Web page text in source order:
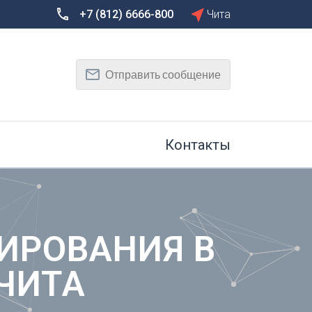
Тамбов
Тюмень
Ульяновск
Уфа
+7 (812) 6666-800 Чита
Отправить сообщение
Контакты
В